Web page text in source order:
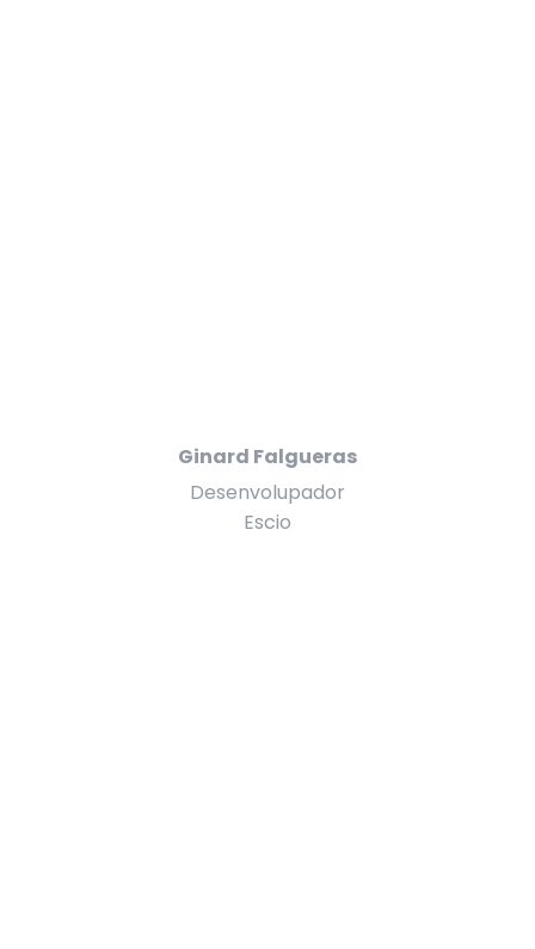
Ginard Falgueras
Desenvolupador
Escio